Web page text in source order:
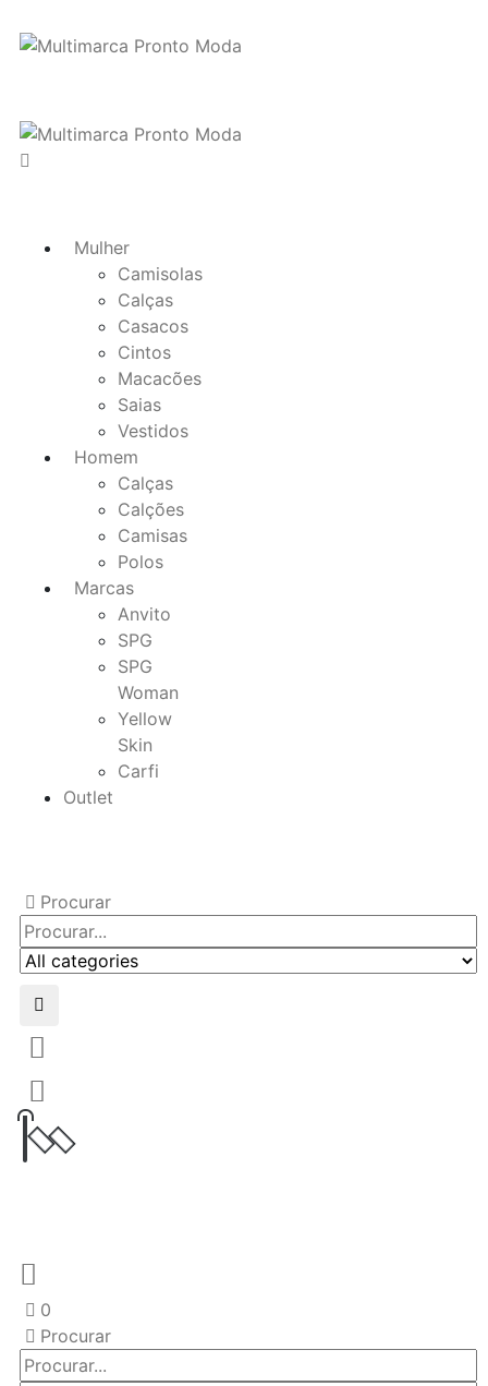
Mulher
Camisolas
Calças
Casacos
Cintos
Macacões
Saias
Vestidos
Homem
Calças
Calções
Camisas
Polos
Marcas
Anvito
SPG
SPG
Woman
Yellow
Skin
Carfi
Outlet
Procurar
0
Procurar